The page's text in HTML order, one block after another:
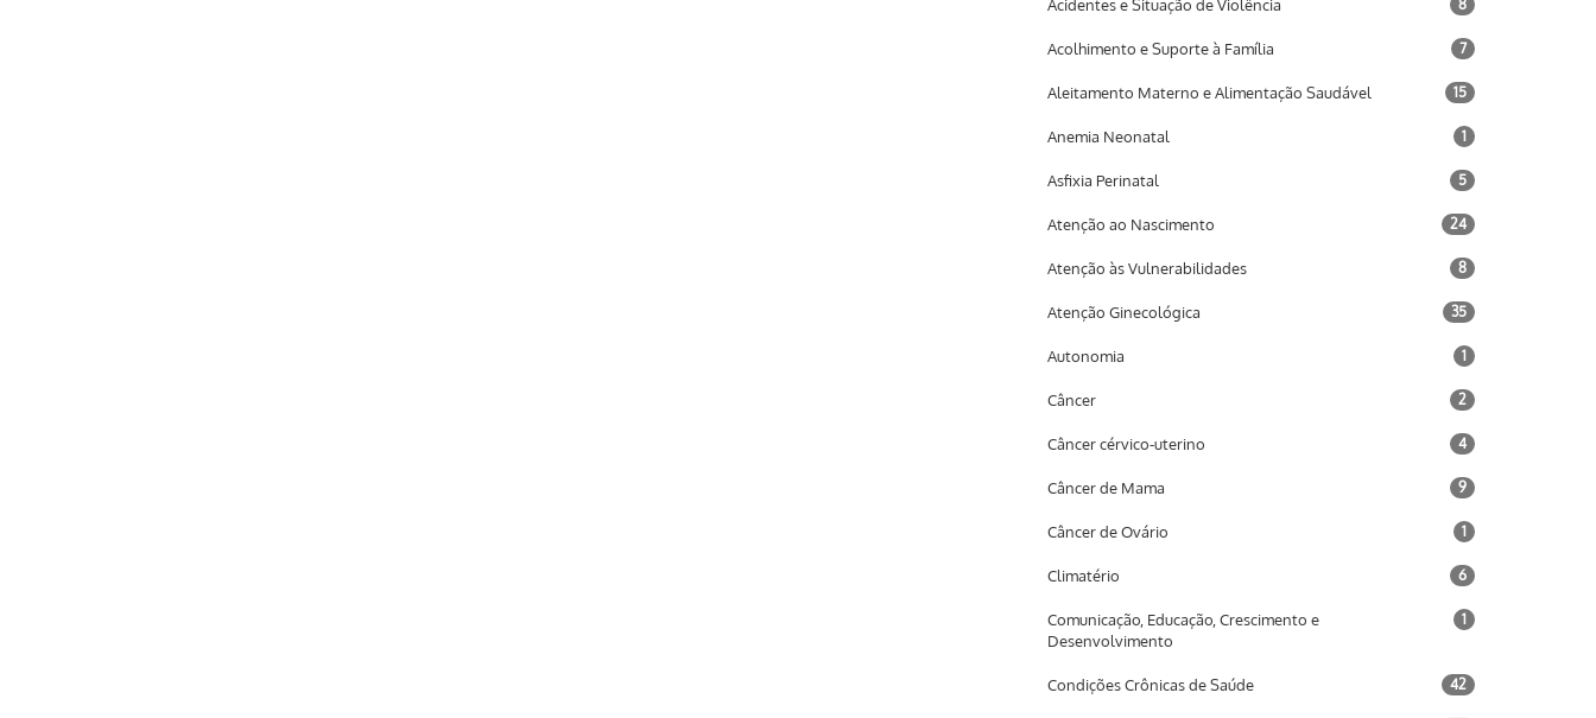
Acidentes e Situação de Violência 8
Acolhimento e Suporte à Família 7
Aleitamento Materno e Alimentação Saudável 15
Anemia Neonatal 1
Asfixia Perinatal 5
Atenção ao Nascimento 24
Atenção às Vulnerabilidades 8
Atenção Ginecológica 35
Autonomia 1
Câncer 2
Câncer cérvico-uterino 4
Câncer de Mama 9
Câncer de Ovário 1
Climatério 6
Comunicação, Educação, Crescimento e
Desenvolvimento
1
Condições Crônicas de Saúde 42